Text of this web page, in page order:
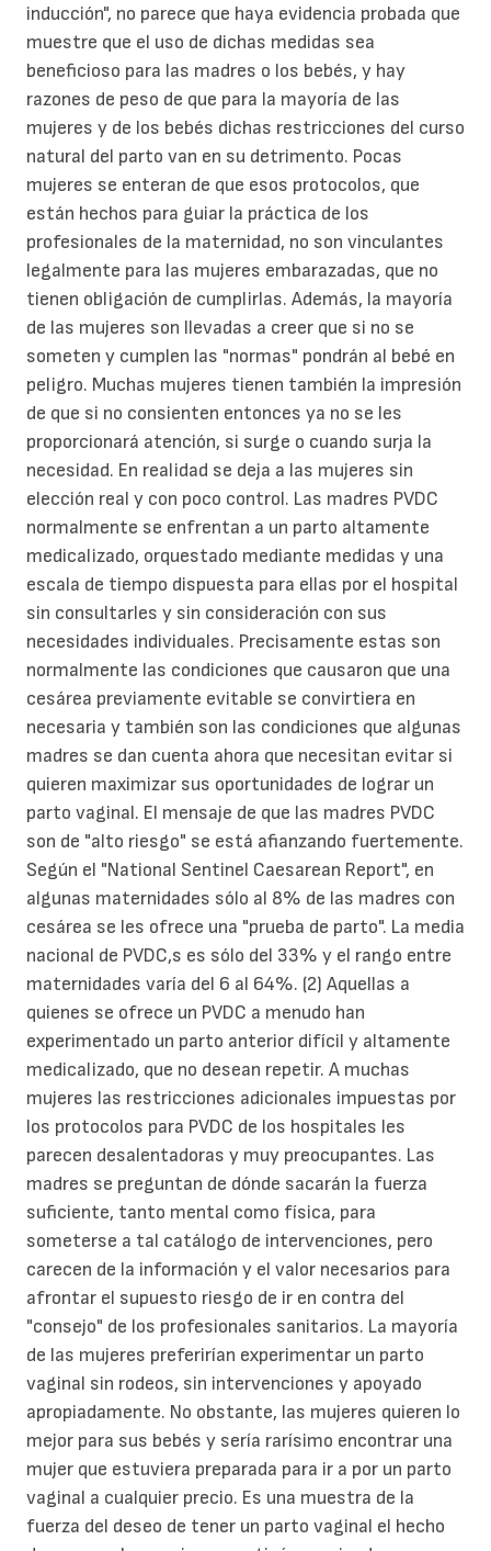
inducción", no parece que haya evidencia probada que
muestre que el uso de dichas medidas sea
beneficioso para las madres o los bebés, y hay
razones de peso de que para la mayoría de las
mujeres y de los bebés dichas restricciones del curso
natural del parto van en su detrimento. Pocas
mujeres se enteran de que esos protocolos, que
están hechos para guiar la práctica de los
profesionales de la maternidad, no son vinculantes
legalmente para las mujeres embarazadas, que no
tienen obligación de cumplirlas. Además, la mayoría
de las mujeres son llevadas a creer que si no se
someten y cumplen las "normas" pondrán al bebé en
peligro. Muchas mujeres tienen también la impresión
de que si no consienten entonces ya no se les
proporcionará atención, si surge o cuando surja la
necesidad. En realidad se deja a las mujeres sin
elección real y con poco control. Las madres PVDC
normalmente se enfrentan a un parto altamente
medicalizado, orquestado mediante medidas y una
escala de tiempo dispuesta para ellas por el hospital
sin consultarles y sin consideración con sus
necesidades individuales. Precisamente estas son
normalmente las condiciones que causaron que una
cesárea previamente evitable se convirtiera en
necesaria y también son las condiciones que algunas
madres se dan cuenta ahora que necesitan evitar si
quieren maximizar sus oportunidades de lograr un
parto vaginal. El mensaje de que las madres PVDC
son de "alto riesgo" se está afianzando fuertemente.
Según el "National Sentinel Caesarean Report", en
algunas maternidades sólo al 8% de las madres con
cesárea se les ofrece una "prueba de parto". La media
nacional de PVDC,s es sólo del 33% y el rango entre
maternidades varía del 6 al 64%. (2) Aquellas a
quienes se ofrece un PVDC a menudo han
experimentado un parto anterior difícil y altamente
medicalizado, que no desean repetir. A muchas
mujeres las restricciones adicionales impuestas por
los protocolos para PVDC de los hospitales les
parecen desalentadoras y muy preocupantes. Las
madres se preguntan de dónde sacarán la fuerza
suficiente, tanto mental como física, para
someterse a tal catálogo de intervenciones, pero
carecen de la información y el valor necesarios para
afrontar el supuesto riesgo de ir en contra del
"consejo" de los profesionales sanitarios. La mayoría
de las mujeres preferirían experimentar un parto
vaginal sin rodeos, sin intervenciones y apoyado
apropiadamente. No obstante, las mujeres quieren lo
mejor para sus bebés y sería rarísimo encontrar una
mujer que estuviera preparada para ir a por un parto
vaginal a cualquier precio. Es una muestra de la
fuerza del deseo de tener un parto vaginal el hecho